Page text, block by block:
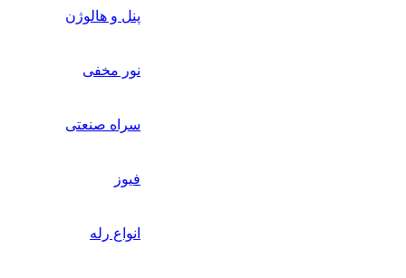
پنل و هالوژن
نور مخفی
سراه صنعتی
فیوز
انواع رله